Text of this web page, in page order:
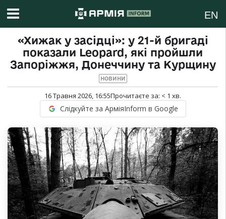
EN
«Хижак у засідці»: у 21-й бригаді
показали Leopard, які пройшли
Запоріжжя, Донеччину та Курщину
НОВИНИ
16 Травня 2026, 16:55Прочитаєте за: < 1 хв.
Слідкуйте за АрміяInform в Google